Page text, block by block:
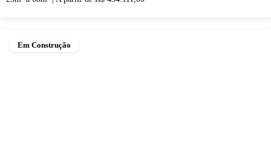
Em Construção